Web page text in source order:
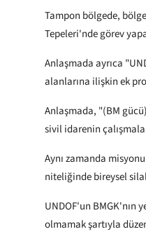
Tampon bölgede,
Tepeleri'nde görev
Anlaşmada ayrıca
alanlarına ilişkin ek
Anlaşmada, "(BM
sivil idarenin
Aynı zamanda
niteliğinde bireysel
UNDOF'un BMGK'nın
olmamak şartıyla